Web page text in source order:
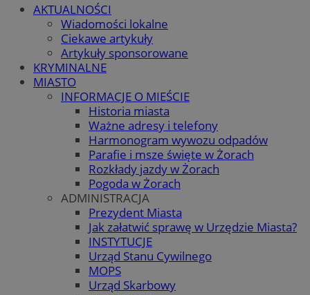
AKTUALNOŚCI
Wiadomości lokalne
Ciekawe artykuły
Artykuły sponsorowane
KRYMINALNE
MIASTO
INFORMACJE O MIEŚCIE
Historia miasta
Ważne adresy i telefony
Harmonogram wywozu odpadów
Parafie i msze święte w Żorach
Rozkłady jazdy w Żorach
Pogoda w Żorach
ADMINISTRACJA
Prezydent Miasta
Jak załatwić sprawę w Urzędzie Miasta?
INSTYTUCJE
Urząd Stanu Cywilnego
MOPS
Urząd Skarbowy